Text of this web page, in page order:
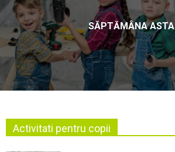
SĂPTĂMÂNA ASTA
Activitati pentru copii